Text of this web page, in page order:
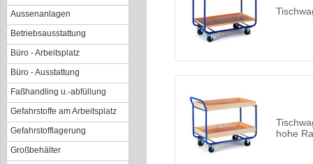
Aussenanlagen
Betriebsausstattung
Büro - Arbeitsplatz
Büro - Ausstattung
Faßhandling u.-abfüllung
Gefahrstoffe am Arbeitsplatz
Gefahrstofflagerung
Großbehälter
hohe